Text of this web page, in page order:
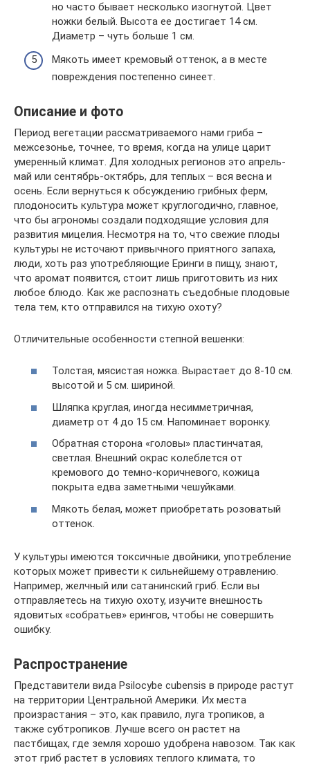
но часто бывает несколько изогнутой. Цвет
ножки белый. Высота ее достигает 14 см.
Диаметр – чуть больше 1 см.
Мякоть имеет кремовый оттенок, а в месте
повреждения постепенно синеет.
Описание и фото
Период вегетации рассматриваемого нами гриба –
межсезонье, точнее, то время, когда на улице царит
умеренный климат. Для холодных регионов это апрель-
май или сентябрь-октябрь, для теплых – вся весна и
осень. Если вернуться к обсуждению грибных ферм,
плодоносить культура может круглогодично, главное,
что бы агрономы создали подходящие условия для
развития мицелия. Несмотря на то, что свежие плоды
культуры не источают привычного приятного запаха,
люди, хоть раз употребляющие Еринги в пищу, знают,
что аромат появится, стоит лишь приготовить из них
любое блюдо. Как же распознать съедобные плодовые
тела тем, кто отправился на тихую охоту?
Отличительные особенности степной вешенки:
Толстая, мясистая ножка. Вырастает до 8-10 см.
высотой и 5 см. шириной.
Шляпка круглая, иногда несимметричная,
диаметр от 4 до 15 см. Напоминает воронку.
Обратная сторона «головы» пластинчатая,
светлая. Внешний окрас колеблется от
кремового до темно-коричневого, кожица
покрыта едва заметными чешуйками.
Мякоть белая, может приобретать розоватый
оттенок.
У культуры имеются токсичные двойники, употребление
которых может привести к сильнейшему отравлению.
Например, желчный или сатанинский гриб. Если вы
отправляетесь на тихую охоту, изучите внешность
ядовитых «собратьев» ерингов, чтобы не совершить
ошибку.
Распространение
Представители вида Psilocybe cubensis в природе растут
на территории Центральной Америки. Их места
произрастания – это, как правило, луга тропиков, а
также субтропиков. Лучше всего он растет на
пастбищах, где земля хорошо удобрена навозом. Так как
этот гриб растет в условиях теплого климата, то